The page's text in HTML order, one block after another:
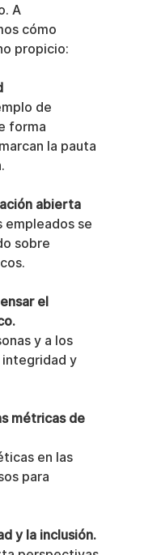
A
cómo
propicio:
de
forma
la pauta
abierta
empleados se
sobre
el
y a los
integridad y
métricas de
en las
para
y la inclusión.